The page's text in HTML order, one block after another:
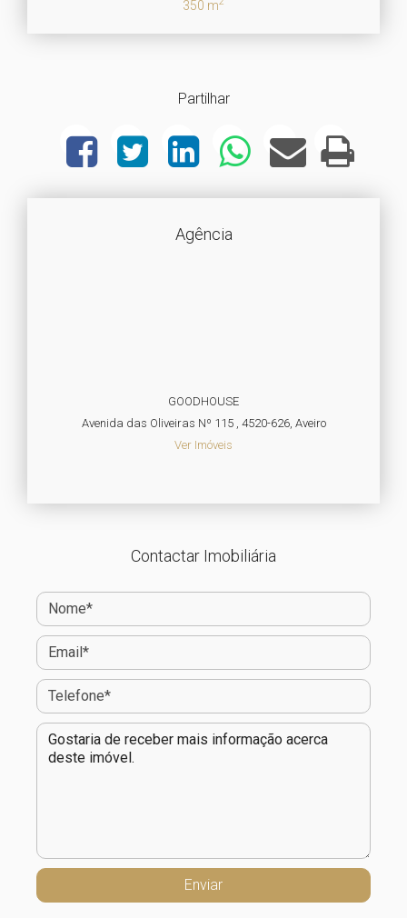
350 m
Partilhar
Agência
GOODHOUSE
Avenida das Oliveiras Nº 115 , 4520-626, Aveiro
Ver Imóveis
Contactar Imobiliária